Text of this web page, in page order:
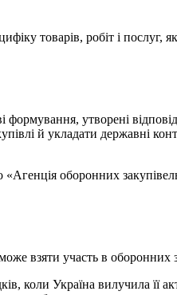
товарів, робіт і послуг,
утворені
й укладати державні
оборонних
взяти участь в оборонних
коли Україна вилучила її